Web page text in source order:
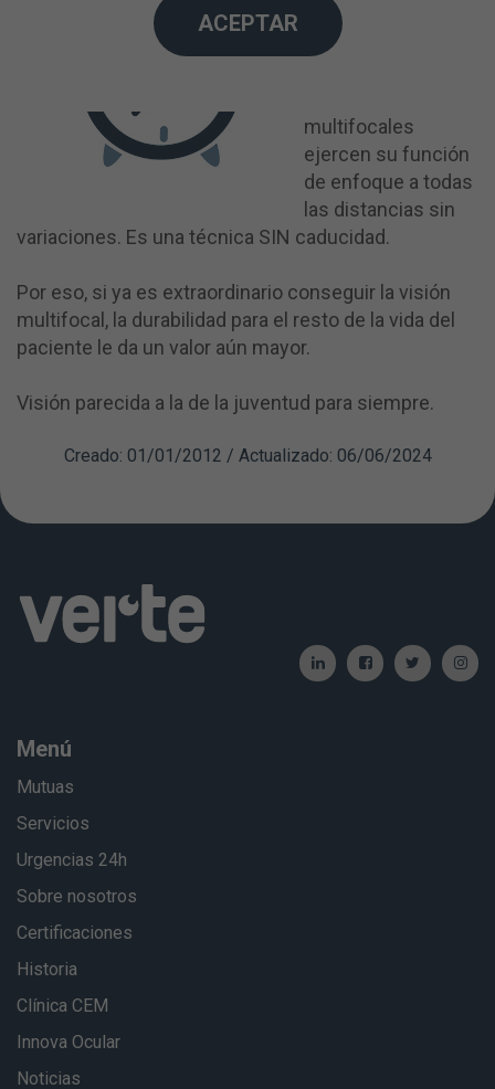
visual como la
retina, el nervio
multifocales
ejercen su función
de enfoque a todas
las distancias sin
variaciones. Es una técnica SIN caducidad.
Por eso, si ya es extraordinario conseguir la visión
multifocal, la durabilidad para el resto de la vida del
paciente le da un valor aún mayor.
Visión parecida a la de la juventud para siempre.
Creado: 01/01/2012 / Actualizado: 06/06/2024
Menú
Mutuas
Servicios
Urgencias 24h
Sobre nosotros
Certificaciones
Historia
Clínica CEM
Innova Ocular
Noticias
ACEPTAR